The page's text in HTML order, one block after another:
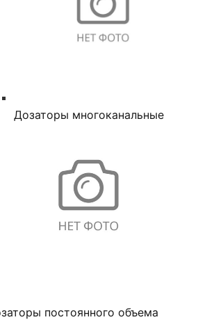
Дозаторы многоканальные
постоянного объема